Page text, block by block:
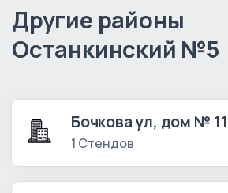
Другие районы
Останкинский №5
Бочкова ул, дом № 11
1 Стендов